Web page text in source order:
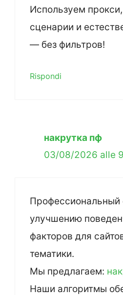
Используем
сценарии и
— без фильтров!
Rispondi
накрутка пф
03/08/2026 alle
Профессиональный
улучшению
факторов для
тематики.
Мы предлагаем:
Наши алгоритмы